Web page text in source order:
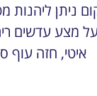
ניתן ליהנות
מצע עדשים
איטי, חזה עוף